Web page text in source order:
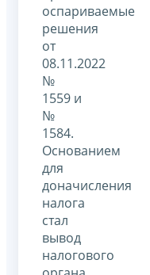
оспариваемые
решения
от
08.11.2022
№
1559 и
№
1584.
Основанием
для
доначисления
налога
стал
вывод
налогового